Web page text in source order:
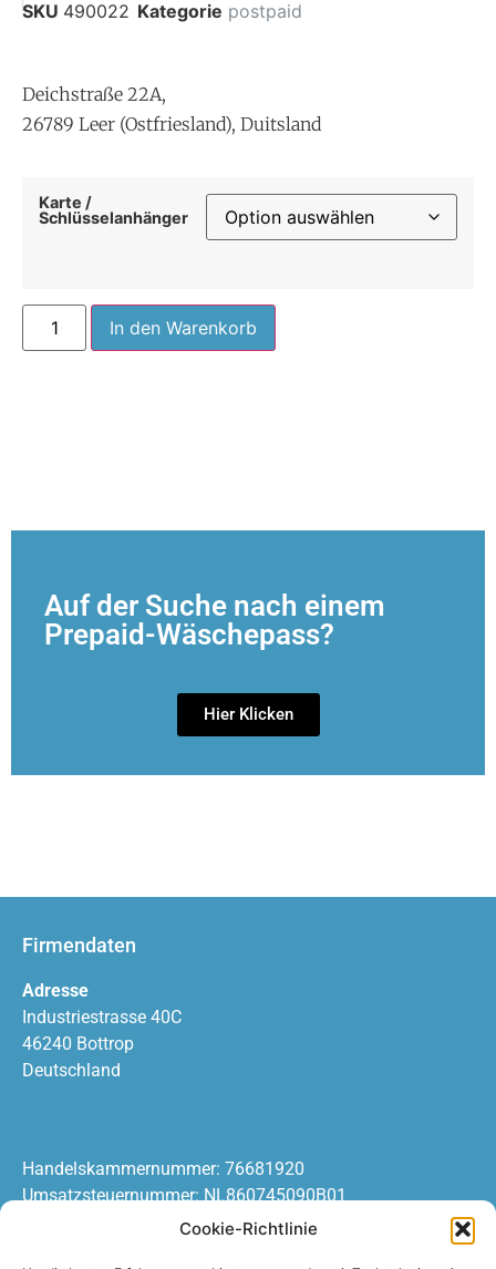
Cookie-Richtlinie
SKU 490022 Kategorie postpaid
Deichstraße 22A,
26789 Leer (Ostfriesland), Duitsland
Karte /
Schlüsselanhänger
In den Warenkorb
Auf der Suche nach einem
Prepaid-Wäschepass?
Hier Klicken
Firmendaten
Adresse
Industriestrasse 40C
46240 Bottrop
Deutschland
Handelskammernummer: 76681920
Umsatzsteuernummer: NL860745090B01